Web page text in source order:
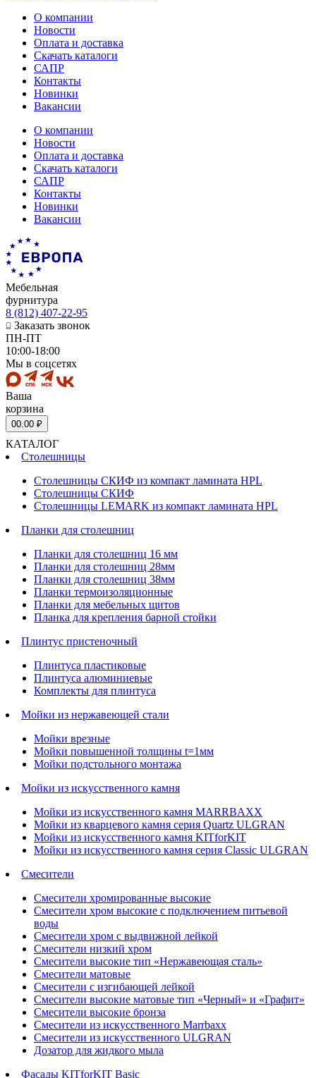
О компании
Новости
Оплата и доставка
Скачать каталоги
САПР
Контакты
Новинки
Вакансии
О компании
Новости
Оплата и доставка
Скачать каталоги
САПР
Контакты
Новинки
Вакансии
Мебельная
фурнитура
8 (812) 407-22-95
Заказать звонок
ПН-ПТ
10:00-18:00
Мы в соцсетях
Ваша
корзина
00.00 ₽
КАТАЛОГ
Столешницы
Столешницы СКИФ из компакт ламината HPL
Столешницы СКИФ
Столешницы LEMARK из компакт ламината HPL
Планки для столешниц
Планки для столешниц 16 мм
Планки для столешниц 28мм
Планки для столешниц 38мм
Планки термоизоляционные
Планки для мебельных щитов
Планка для крепления барной стойки
Плинтус пристеночный
Плинтуса пластиковые
Плинтуса алюминиевые
Комплекты для плинтуса
Мойки из нержавеющей стали
Мойки врезные
Мойки повышенной толщины t=1мм
Мойки подстольного монтажа
Мойки из искусственного камня
Мойки из искусственного камня MARRBAXX
Мойки из кварцевого камня серия Quartz ULGRAN
Мойки из искусственного камня KITforKIT
Мойки из искусственного камня серия Classic ULGRAN
Смесители
Смесители хромированные высокие
Смесители хром высокие с подключением питьевой
воды
Смесители хром с выдвижной лейкой
Смесители низкий хром
Смесители высокие тип «Нержавеющая сталь»
Смесители матовые
Смесители с изгибающей лейкой
Смесители высокие матовые тип «Черный» и «Графит»
Смесители высокие бронза
Смесители из искусственного Marrbaxx
Смесители из искусственного ULGRAN
Дозатор для жидкого мыла
Фасады KITforKIT Basic